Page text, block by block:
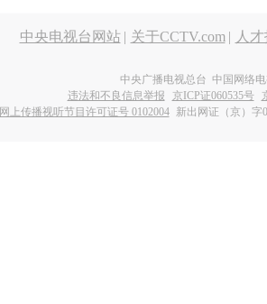
中央电视台网站 | 关于CCTV.com | 人
中央广播电视总台 中国网络
违法和不良信息举报
京ICP证060535号
网上传播视听节目许可证号 0102004 新出网证（京）